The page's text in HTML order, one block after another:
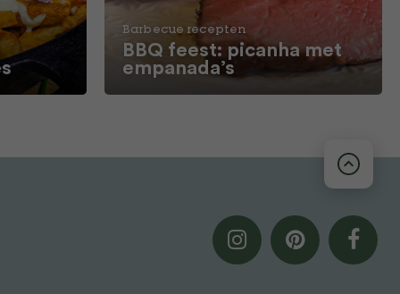
Barbecue recepten
BBQ feest: picanha met
empanada’s